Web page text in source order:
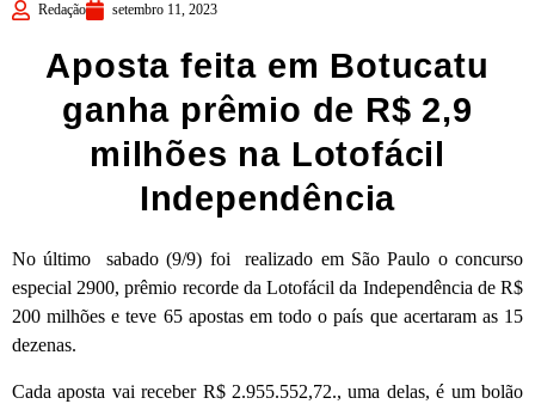
Redação setembro 11, 2023
Aposta feita em Botucatu
ganha prêmio de R$ 2,9
milhões na Lotofácil
Independência
No último sabado (9/9) foi realizado em São Paulo o concurso
especial 2900, prêmio recorde da Lotofácil da Independência de R$
200 milhões e teve 65 apostas em todo o país que acertaram as 15
dezenas.
Cada aposta vai receber R$ 2.955.552,72., uma delas, é um bolão